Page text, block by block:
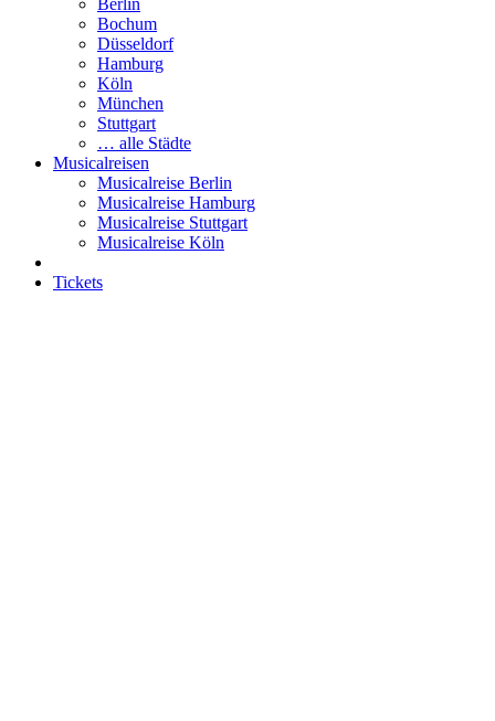
Berlin
Bochum
Düsseldorf
Hamburg
Köln
München
Stuttgart
… alle Städte
Musicalreisen
Musicalreise Berlin
Musicalreise Hamburg
Musicalreise Stuttgart
Musicalreise Köln
Tickets